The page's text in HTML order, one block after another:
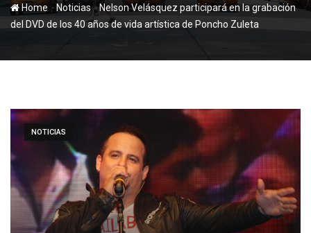
Home - Noticias-Nelson Velásquez participará en la grabación
del DVD de los 40 años de vida artística de Poncho Zuleta
NOTICIAS